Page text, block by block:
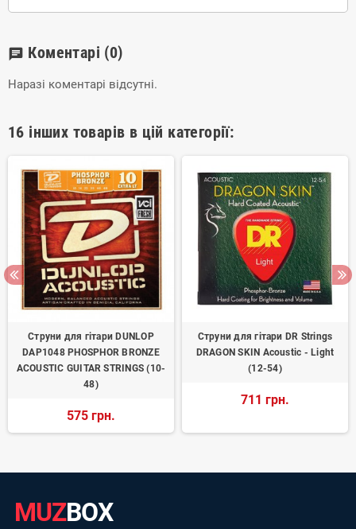
chat Коментарі (0)
Наразі коментарі відсутні.
16 інших товарів в цій категорії:
Струни для гітари DUNLOP
DAP1048 PHOSPHOR BRONZE
ACOUSTIC GUITAR STRINGS (10-
48)
575 грн.
Струни для гітари DR Strings
DRAGON SKIN Acoustic - Light
(12-54)
711 грн.
MUZBOX